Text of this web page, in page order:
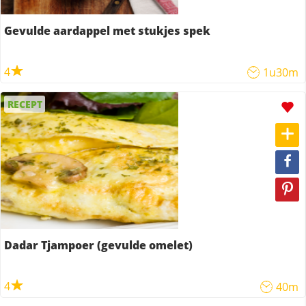
Gevulde aardappel met stukjes spek
4 1u30m
RECEPT
Dadar Tjampoer (gevulde omelet)
4 40m